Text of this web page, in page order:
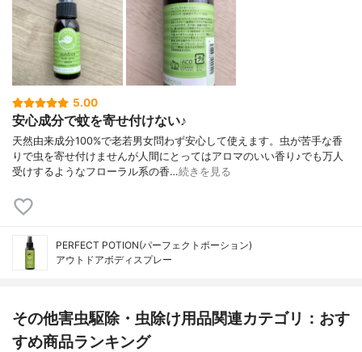
5.00
安心成分で蚊を寄せ付けない♪
天然由来成分100%で老若男女問わず安心して使えます。虫が苦手な香
りで虫を寄せ付けませんが人間にとってはアロマのいい香り♪でも万人
受けするようなフローラル系の香…続きを見る
PERFECT POTION(パーフェクトポーション)
アウトドアボディスプレー
その他害虫駆除・虫除け用品関連カテゴリ：おす
すめ商品ランキング